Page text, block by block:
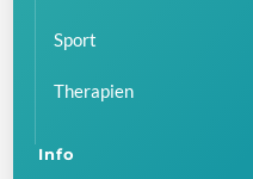
Sport
Therapien
Info